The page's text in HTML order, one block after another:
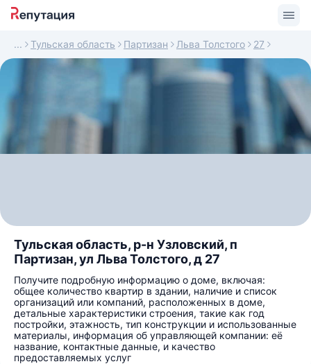
Тульская область Партизан Льва Толстого 27
Тульская область, р-н Узловский, п
Партизан, ул Льва Толстого, д 27
Получите подробную информацию о доме, включая:
общее количество квартир в здании, наличие и список
организаций или компаний, расположенных в доме,
детальные характеристики строения, такие как год
постройки, этажность, тип конструкции и использованные
материалы, информация об управляющей компании: её
название, контактные данные, и качество
предоставляемых услуг